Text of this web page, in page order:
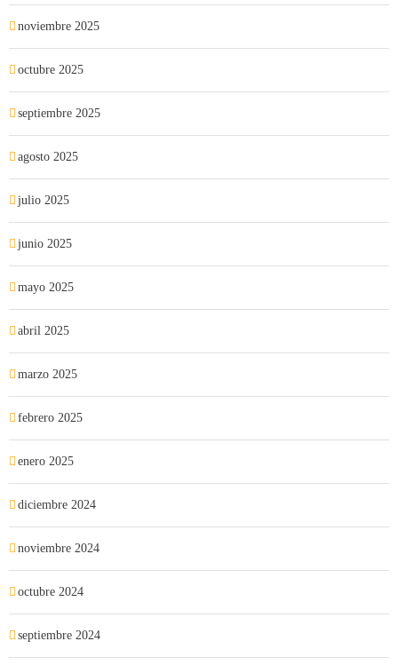
noviembre 2025
octubre 2025
septiembre 2025
agosto 2025
julio 2025
junio 2025
mayo 2025
abril 2025
marzo 2025
febrero 2025
enero 2025
diciembre 2024
noviembre 2024
octubre 2024
septiembre 2024